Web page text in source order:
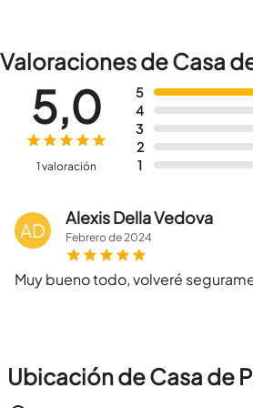
Valoraciones de Casa
5
4
3
2
1
5,0
1 valoración
AD
Alexis Della Vedova
Febrerode2024
Muy bueno todo, volveré
Ubicación de Casa de